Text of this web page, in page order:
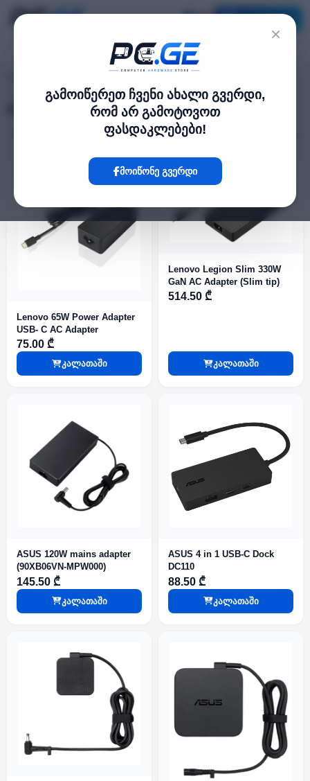
×
გამოიწერეთ ჩვენი ახალი გვერდი,
რომ არ გამოტოვოთ
ფასდაკლებები!
მოიწონე გვერდი
ლეპტოპის დამტენები
10 პროდუქტი
Lenovo 65W Power Adapter
USB- C AC Adapter
75.00 ₾
კალათაში
Lenovo Legion Slim 330W
GaN AC Adapter (Slim tip)
514.50 ₾
კალათაში
ASUS 120W mains adapter
(90XB06VN-MPW000)
145.50 ₾
კალათაში
ASUS 4 in 1 USB-C Dock
DC110
88.50 ₾
კალათაში